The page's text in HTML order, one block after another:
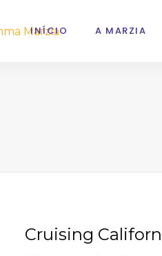
INÍCIO A MARZIA
Cruising